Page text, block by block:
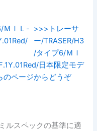
>>>トレーサ
ー/TRASER/H3
/タイプ6/ＭＩ
日本限定モデ
のページからどうぞ
ルスペックの基準に適